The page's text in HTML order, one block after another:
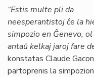
“Estis multe pli da
neesperantistoj ĉe la
simpozio en Ĝenevo,
antaŭ kelkaj jaroj fare
konstatas Claude
partoprenis la